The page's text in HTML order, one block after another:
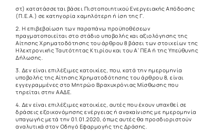
στ) κατατάσσεται βάσει Πιστοποιητικού Ενεργειακής Απόδοσης
(Π.Ε.Α.) σε κατηγορία χαμηλότερη ή ίση της Γ.
2. Η επιβεβαίωση των παραπάνω προϋποθέσεων
πραγματοποιείται στο στάδιο υποβολής και αξιολόγησης της
Αίτησης Χρηματοδότησης του άρθρου 8 βάσει των στοιχείων της
Ηλεκτρονικής Ταυτότητας Κτιρίου και του Α’ ΠΕΑ ή της Υπεύθυνης
Δήλωσης.
3. Δεν είναι επιλέξιμες κατοικίες, που, κατά την ημερομηνία
υποβολής της Αίτησης Χρηματοδότησης του άρθρου 8, είναι
εγγεγραμμένες στο Μητρώο Βραχυχρόνιας Μίσθωσης που
τηρείται στην ΑΑΔΕ.
4. Δεν είναι επιλέξιμες κατοικίες, αυτές που έχουν υπαχθεί σε
δράσεις εξοικονόμησης ενέργειας ή ανακαίνισης με ημερομηνία
υπαγωγής μετά την 01.01.2020, όπως αυτές θα προσδιοριστούν
αναλυτικά στον Οδηγό Εφαρμογής της Δράσης.